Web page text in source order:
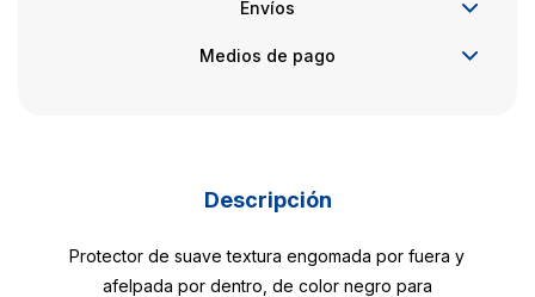
Envíos
Medios de pago
Descripción
Protector de suave textura engomada por fuera y
afelpada por dentro, de color negro para